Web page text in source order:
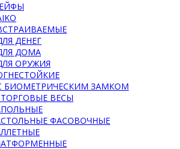
ДЕНЕГ
ДОМА
ОРУЖИЯ
БИОМЕТРИЧЕСКИМ ЗАМКОМ
ВЕСЫ
ФАСОВОЧНЫЕ